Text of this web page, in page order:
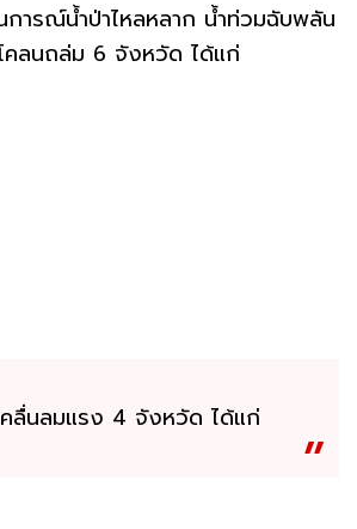
การณ์น้ำป่าไหลหลาก น้ำท่วมฉับพลัน
คลนถล่ม 6 จังหวัด ได้แก่
คลื่นลมแรง 4 จังหวัด ได้แก่